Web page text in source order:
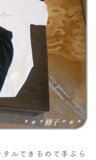
ルできるので手ぶら